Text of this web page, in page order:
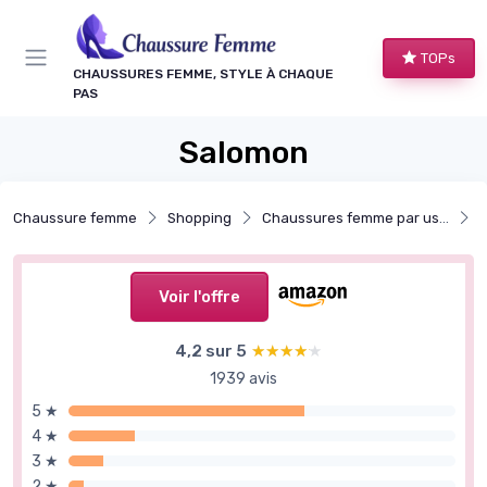
CHAUSSURES FEMME, STYLE À CHAQUE
PAS
TOPs
Salomon
Chaussure femme Shopping Chaussures femme par usage
Voir l'offre
4,2 sur 5 ★★★★★
★★★★★
1939 avis
5 ★
4 ★
3 ★
Panneau de gestion des cookies